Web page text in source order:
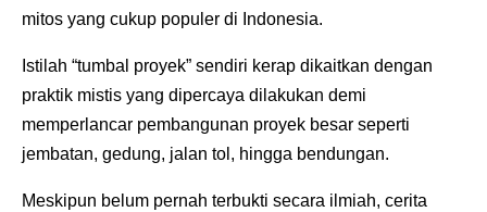
mitos yang cukup populer di Indonesia.
Istilah “tumbal proyek” sendiri kerap dikaitkan dengan
praktik mistis yang dipercaya dilakukan demi
memperlancar pembangunan proyek besar seperti
jembatan, gedung, jalan tol, hingga bendungan.
Meskipun belum pernah terbukti secara ilmiah, cerita